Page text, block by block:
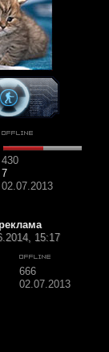
430
7
02.07.2013
15:17
666
02.07.2013